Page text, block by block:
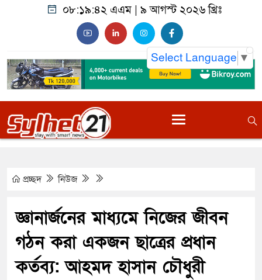
০৮:১৯:৪৩ এএম |৯ আগস্ট ২০২৬ খ্রিঃ
Select Language ▼
প্রচ্ছদ নিউজ
জ্ঞানার্জনের মাধ্যমে নিজের জীবন
গঠন করা একজন ছাত্রের প্রধান
কর্তব্য: আহমদ হাসান চৌধুরী